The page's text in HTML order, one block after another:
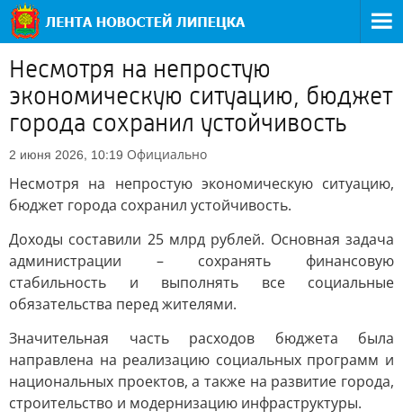
Несмотря на непростую
экономическую ситуацию, бюджет
города сохранил устойчивость
2 июня 2026, 10:19 Официально
Несмотря на непростую экономическую ситуацию,
бюджет города сохранил устойчивость.
Доходы составили 25 млрд рублей. Основная задача
администрации – сохранять финансовую
стабильность и выполнять все социальные
обязательства перед жителями.
Значительная часть расходов бюджета была
направлена на реализацию социальных программ и
национальных проектов, а также на развитие города,
строительство и модернизацию инфраструктуры.